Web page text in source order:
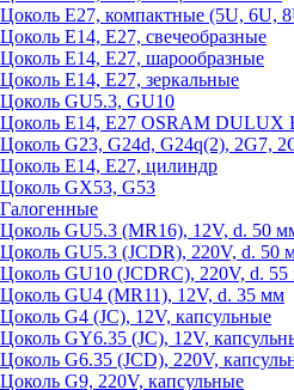
Цоколь Е27, компактные (5U, 6U,
Цоколь Е14, Е27, свечеобразные
Цоколь Е14, Е27, шарообразные
Цоколь Е14, Е27, зеркальные
Цоколь GU5.3, GU10
Цоколь Е14, Е27 OSRAM DULUX
Цоколь G23, G24d, G24q(2), 2G7,
Цоколь Е14, Е27, цилиндр
Цоколь GX53, G53
Галогенные
Цоколь GU5.3 (MR16), 12V, d. 50
Цоколь GU5.3 (JCDR), 220V, d. 50
Цоколь GU10 (JCDRC), 220V, d.
Цоколь GU4 (MR11), 12V, d. 35 мм
Цоколь G4 (JC), 12V, капсульные
Цоколь GY6.35 (JC), 12V,
Цоколь G6.35 (JCD), 220V,
Цоколь G9, 220V, капсульные